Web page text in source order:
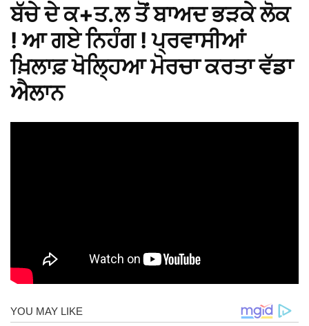
ਬੱਚੇ ਦੇ ਕ+ਤ.ਲ ਤੋਂ ਬਾਅਦ ਭੜਕੇ ਲੋਕ
! ਆ ਗਏ ਨਿਹੰਗ ! ਪ੍ਰਵਾਸੀਆਂ
ਖ਼ਿਲਾਫ਼ ਖੋਲ੍ਹਿਆ ਮੋਰਚਾ ਕਰਤਾ ਵੱਡਾ
ਐਲਾਨ